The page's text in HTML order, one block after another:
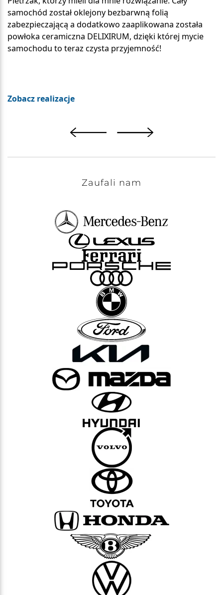
samochód został oklejony bezbarwną folią
zabezpieczającą a dodatkowo zaaplikowana została
powłoka ceramiczna DELIXIRUM, dzięki której mycie
samochodu to teraz czysta przyjemność!
Zobacz realizacje
Zaufali nam